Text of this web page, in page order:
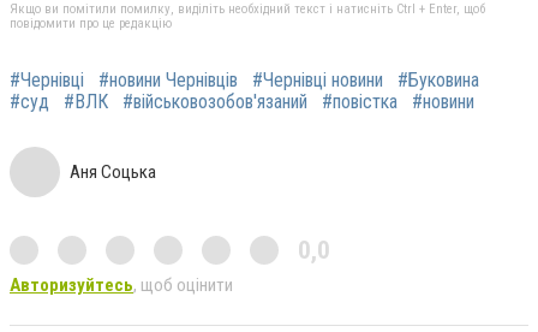
Якщо ви помітили помилку, виділіть необхідний текст і натисніть Ctrl + Enter, щоб
повідомити про це редакцію
#Чернівці #новини Чернівців #Чернівці новини
#Буковина
#суд
#ВЛК #військовозобов'язаний #повістка #новини
Аня Соцька
0,0
Авторизуйтесь, щоб оцінити